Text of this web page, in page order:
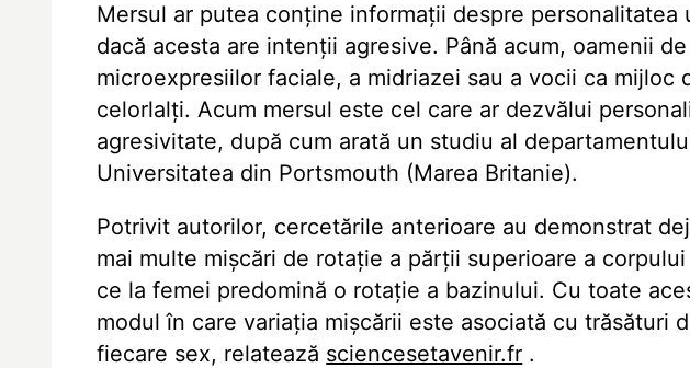
Mersul ar putea conține informații despre personalitatea
dacă acesta are intenții agresive. Până acum, oamenii
microexpresiilor faciale, a midriazei sau a vocii ca mijloc
celorlalți. Acum mersul este cel care ar dezvălui
agresivitate, după cum arată un studiu al
Universitatea din Portsmouth (Marea Britanie).
Potrivit autorilor, cercetările anterioare au demonstrat
mai multe mișcări de rotație a părții superioare a
ce la femei predomină o rotație a bazinului. Cu toate
modul în care variația mișcării este asociată cu trăsături
fiecare sex, relatează sciencesetavenir.fr .